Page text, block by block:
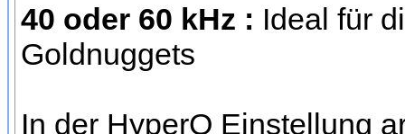
40 oder 60 kHz : Ideal für
Goldnuggets
In der HyperQ Einstellung